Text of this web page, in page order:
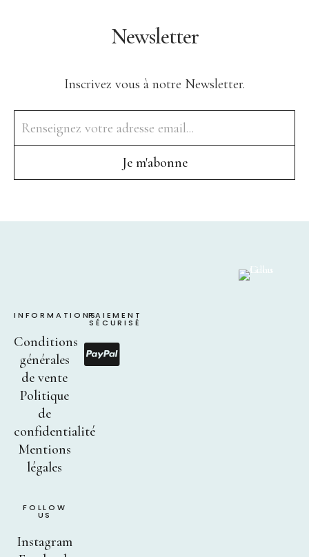
Newsletter
Inscrivez vous à notre Newsletter.
INFORMATIONS
Conditions
générales
de vente
Politique
de
confidentialité
Mentions
légales
PAIEMENT
SÉCURISÉ
FOLLOW
US
Instagram